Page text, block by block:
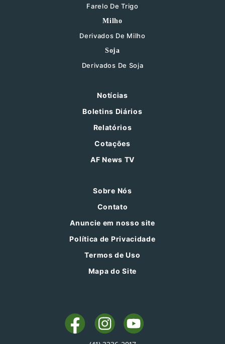
Farelo De Trigo
Milho
Derivados De Milho
Soja
Derivados De Soja
Notícias
Boletins Diários
Relatórios
Cotações
AF News TV
Sobre Nós
Contato
Anuncie em nosso site
Política de Privacidade
Termos de Uso
Mapa do Site